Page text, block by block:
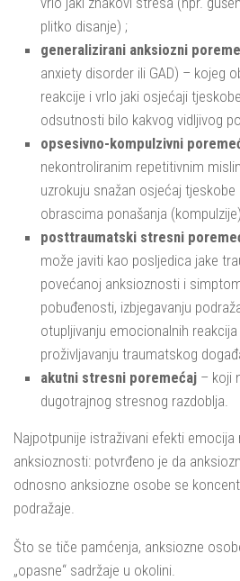
plitko disanje) ;
generalizirani anksiozni
anxiety disorder ili GAD) – kojeg
reakcije i vrlo jaki osjećaji
odsutnosti bilo kakvog vidljivog
opsesivno-kompulzivni
nekontroliranim repetitivnim
uzrokuju snažan osjećaj
obrascima ponašanja
posttraumatski stresni
može javiti kao posljedica jake
povećanoj anksioznosti i
pobuđenosti, izbjegavanju
otupljivanju emocionalnih
proživljavanju traumatskog
akutni stresni poremećaj – koji
dugotrajnog stresnog razdoblja.
Najpotpunije istraživani efekti
anksioznosti: potvrđeno je da
odnosno anksiozne osobe se
podražaje.
Što se tiče pamćenja, anksiozne
„opasne“ sadržaje u okolini.